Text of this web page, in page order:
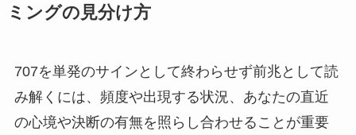
ミングの見分け方
707を単発のサインとして終わらせず前兆として読
み解くには、頻度や出現する状況、あなたの直近
の心境や決断の有無を照らし合わせることが重要